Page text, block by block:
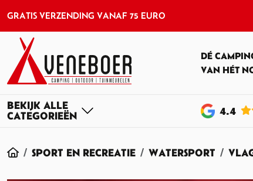
GRATIS VERZENDING VANAF 75 EURO
DÉ
VAN HÉT
4.4
HOME
SPORT EN RECREATIE WATERSPORT